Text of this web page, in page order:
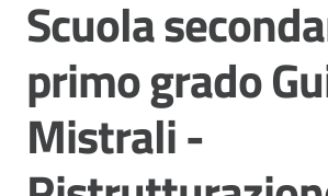
Novità
Servizi
Vivere
Modena
Scuola
primo grado
Mistrali -